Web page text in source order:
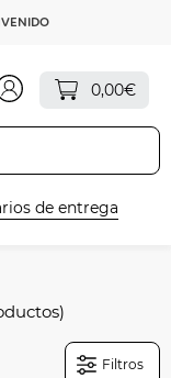
0,00€
de entrega
Filtros